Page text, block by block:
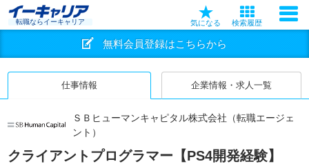
転職ならイーキャリア 気になる 検索履歴
無料会員登録はこちらから
仕事情報 企業情報・求人一覧
ＳＢヒューマンキャピタル株式会社（転職エージェ
ント）
クライアントプログラマー【PS4開発経験】